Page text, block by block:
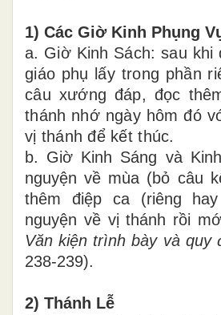
1) Các Giờ Kinh Phụng
a. Giờ Kinh Sách: sau khi
giáo phụ lấy trong phần
câu xướng đáp, đọc
thánh nhớ ngày hôm đó
vị thánh để kết thúc.
b. Giờ Kinh Sáng và
nguyện về mùa (bỏ câu
thêm điệp ca (riêng
nguyện về vị thánh rồi
Văn kiện trình bày và quy
238-239).
2) Thánh Lễ